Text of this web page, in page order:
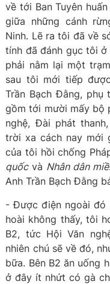
về tới Ban Tuyên
giữa những cánh
Ninh. Lẽ ra tôi đã về
tính đã đánh gục tôi
phải nằm lại một
sau tôi mới tiếp
Trần Bạch Đằng, phụ
gồm tới mười mấy bộ
nghệ, Đài phát
trời xa cách nay mới
của tôi hồi chống
quốcvà Nhân dân
Anh Trần Bạch Đằng
- Được điện ngoài đó
hoài không thấy, tôi
B2, tức Hội Văn
nhiên chú sẽ về đó,
bữa. Bên B2 ăn uống
ở đây ít nhứt có gà